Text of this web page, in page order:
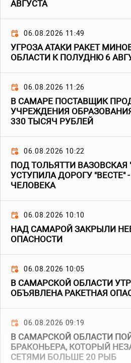
АВГУСТА
06.08.2026 11:49
УГРОЗА АТАКИ РАКЕТ
ОБЛАСТИ К ПОЛУДНЮ 6
06.08.2026 11:26
В САМАРЕ ПОСТАВЩИК
УЧРЕЖДЕНИЯ
330 ТЫСЯЧ РУБЛЕЙ
06.08.2026 10:22
ПОД ТОЛЬЯТТИ ВАЗОВСКАЯ
УСТУПИЛА ДОРОГУ "ВЕСТЕ"
ЧЕЛОВЕКА
06.08.2026 10:10
НАД САМАРОЙ ЗАКРЫЛИ
ОПАСНОСТИ
06.08.2026 10:05
В САМАРСКОЙ ОБЛАСТИ
ОБЪЯВЛЕНА РАКЕТНАЯ
06.08.2026 09:19
В САМАРСКОЙ ОБЛАСТИ
БРАКОНЬЕРА, КОТОРЫЙ
СЕТЯМИ БОЛЬШЕ 20 РЫБ